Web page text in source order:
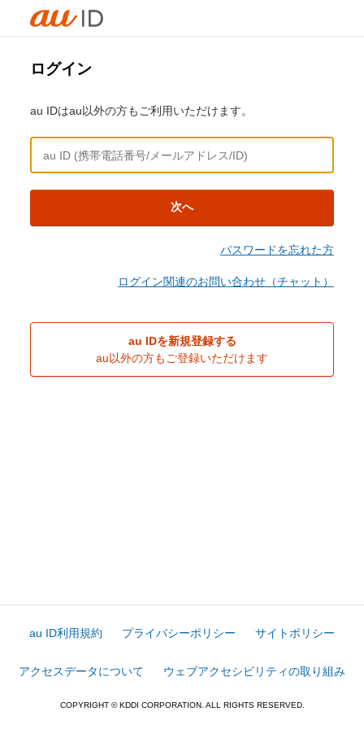
ログイン
au IDはau以外の方もご利用いただけます。
次へ
パスワードを忘れた方
ログイン関連のお問い合わせ（チャット）
au IDを新規登録する
au以外の方もご登録いただけます
au ID利用規約 プライバシーポリシー サイトポリシー
アクセスデータについて ウェブアクセシビリティの取り組み
COPYRIGHT © KDDI CORPORATION. ALL RIGHTS RESERVED.